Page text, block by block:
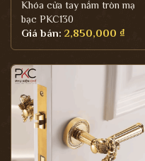
Khóa cửa tay nắm tròn mạ
bạc PKC130
Giá bán: 2,850,000 ₫